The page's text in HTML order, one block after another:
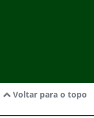
Voltar para o topo